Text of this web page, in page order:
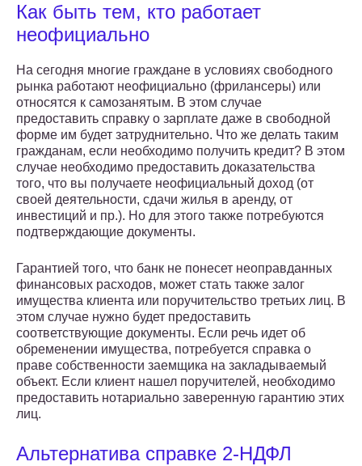
Как быть тем, кто работает
неофициально
На сегодня многие граждане в условиях свободного
рынка работают неофициально (фрилансеры) или
относятся к самозанятым. В этом случае
предоставить справку о зарплате даже в свободной
форме им будет затруднительно. Что же делать таким
гражданам, если необходимо получить кредит? В этом
случае необходимо предоставить доказательства
того, что вы получаете неофициальный доход (от
своей деятельности, сдачи жилья в аренду, от
инвестиций и пр.). Но для этого также потребуются
подтверждающие документы.
Гарантией того, что банк не понесет неоправданных
финансовых расходов, может стать также залог
имущества клиента или поручительство третьих лиц. В
этом случае нужно будет предоставить
соответствующие документы. Если речь идет об
обременении имущества, потребуется справка о
праве собственности заемщика на закладываемый
объект. Если клиент нашел поручителей, необходимо
предоставить нотариально заверенную гарантию этих
лиц.
Альтернатива справке 2-НДФЛ